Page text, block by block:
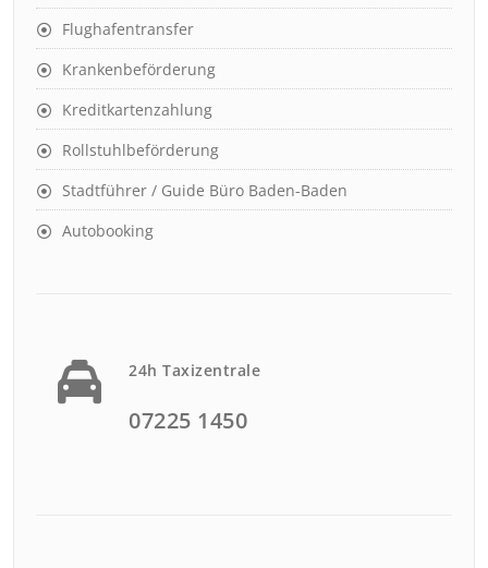
Flughafentransfer
Krankenbeförderung
Kreditkartenzahlung
Rollstuhlbeförderung
Stadtführer / Guide Büro Baden-Baden
Autobooking
24h Taxizentrale
07225 1450